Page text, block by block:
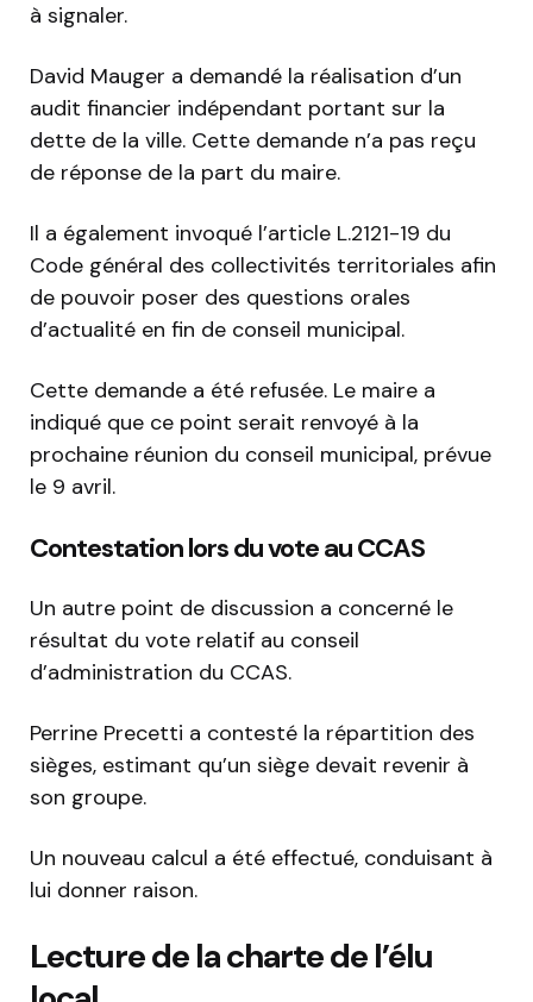
à signaler.
David Mauger a demandé la réalisation d’un
audit financier indépendant portant sur la
dette de la ville. Cette demande n’a pas reçu
de réponse de la part du maire.
Il a également invoqué l’article L.2121-19 du
Code général des collectivités territoriales afin
de pouvoir poser des questions orales
d’actualité en fin de conseil municipal.
Cette demande a été refusée. Le maire a
indiqué que ce point serait renvoyé à la
prochaine réunion du conseil municipal, prévue
le 9 avril.
Contestation lors du vote au CCAS
Un autre point de discussion a concerné le
résultat du vote relatif au conseil
d’administration du CCAS.
Perrine Precetti a contesté la répartition des
sièges, estimant qu’un siège devait revenir à
son groupe.
Un nouveau calcul a été effectué, conduisant à
lui donner raison.
Lecture de la charte de l’élu